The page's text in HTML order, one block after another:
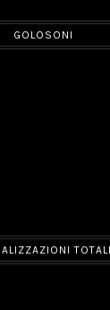
GOLOSONI
TOTALI